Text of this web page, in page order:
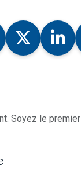
Soyez le